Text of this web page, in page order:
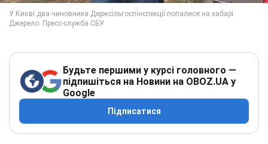
Будьте першими у курсі головного —
підпишіться на Новини на OBOZ.UA у
Google
Підписатися